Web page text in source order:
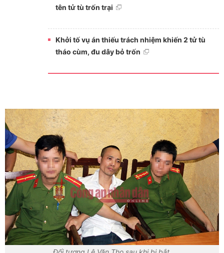
tên tử tù trốn trại
Khởi tố vụ án thiếu trách nhiệm khiến 2 tử tù
tháo cùm, đu dây bỏ trốn